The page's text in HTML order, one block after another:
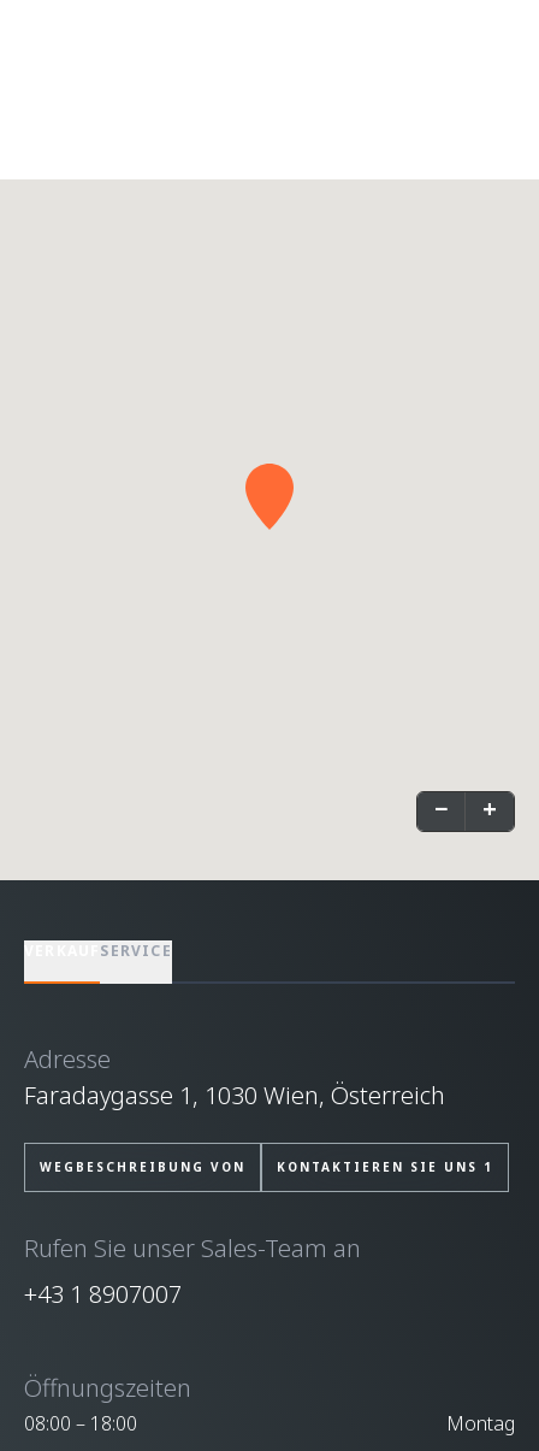
− +
SERVICE
Adresse
Faradaygasse 1, 1030 Wien, Österreich
WEGBESCHREIBUNG VON KONTAKTIEREN SIE UNS 1
Rufen Sie unser Sales-Team an
+43 1 8907007
Öffnungszeiten
08:00 – 18:00
Montag